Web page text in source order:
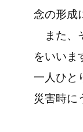
念の形成
また、
をいいま
一人ひと
災害時に